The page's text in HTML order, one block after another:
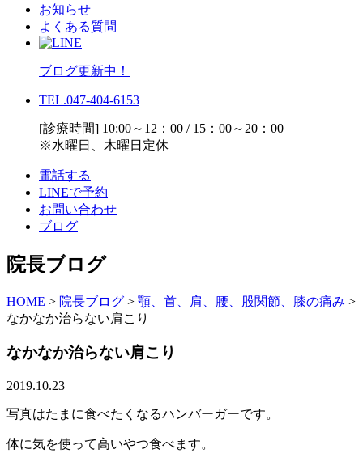
お知らせ
よくある質問
ブログ更新中！
TEL.047-404-6153
[診療時間] 10:00～12：00 / 15：00～20：00
※水曜日、木曜日定休
電話する
LINEで予約
お問い合わせ
ブログ
院長ブログ
HOME > 院長ブログ > 顎、首、肩、腰、股関節、膝の痛み >
なかなか治らない肩こり
なかなか治らない肩こり
2019.10.23
写真はたまに食べたくなるハンバーガーです。
体に気を使って高いやつ食べます。